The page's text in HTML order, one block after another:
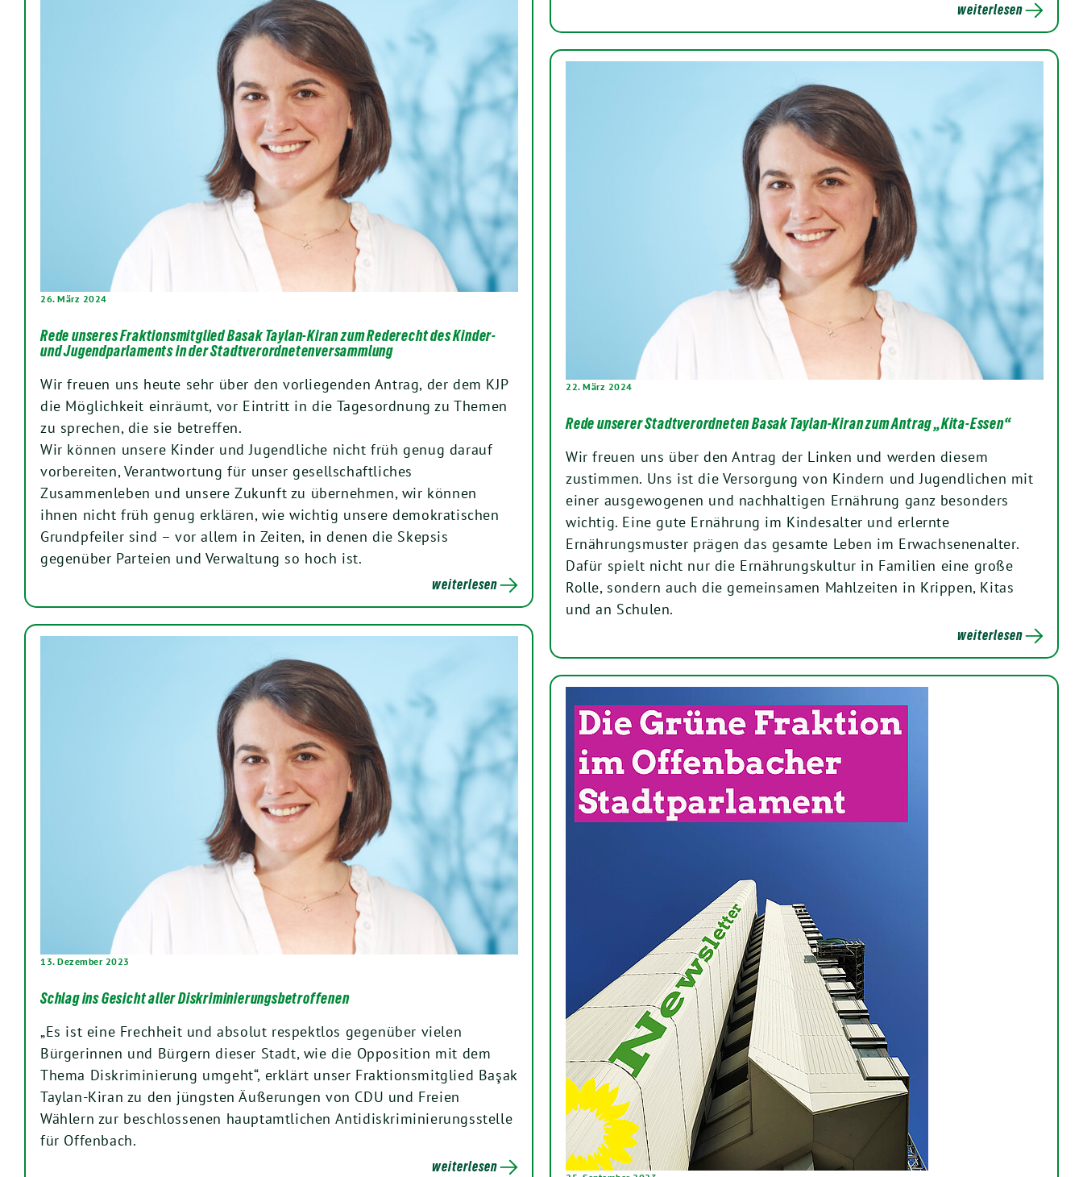
weiterlesen
26. März 2024
Rede unseres Fraktionsmitglied Basak Taylan-Kiran zum Rederecht des Kinder-
und Jugendparlaments in der Stadtverordnetenversammlung
Wir freuen uns heute sehr über den vorliegenden Antrag, der dem KJP
die Möglichkeit einräumt, vor Eintritt in die Tagesordnung zu Themen
zu sprechen, die sie betreffen.
Wir können unsere Kinder und Jugendliche nicht früh genug darauf
vorbereiten, Verantwortung für unser gesellschaftliches
Zusammenleben und unsere Zukunft zu übernehmen, wir können
ihnen nicht früh genug erklären, wie wichtig unsere demokratischen
Grundpfeiler sind – vor allem in Zeiten, in denen die Skepsis
gegenüber Parteien und Verwaltung so hoch ist.
weiterlesen
22. März 2024
Rede unserer Stadtverordneten Basak Taylan-Kiran zum Antrag „Kita-Essen“
Wir freuen uns über den Antrag der Linken und werden diesem
zustimmen. Uns ist die Versorgung von Kindern und Jugendlichen mit
einer ausgewogenen und nachhaltigen Ernährung ganz besonders
wichtig. Eine gute Ernährung im Kindesalter und erlernte
Ernährungsmuster prägen das gesamte Leben im Erwachsenenalter.
Dafür spielt nicht nur die Ernährungskultur in Familien eine große
Rolle, sondern auch die gemeinsamen Mahlzeiten in Krippen, Kitas
und an Schulen.
weiterlesen
13. Dezember 2023
Schlag ins Gesicht aller Diskriminierungsbetroffenen
„Es ist eine Frechheit und absolut respektlos gegenüber vielen
Bürgerinnen und Bürgern dieser Stadt, wie die Opposition mit dem
Thema Diskriminierung umgeht“, erklärt unser Fraktionsmitglied Başak
Taylan-Kiran zu den jüngsten Äußerungen von CDU und Freien
Wählern zur beschlossenen hauptamtlichen Antidiskriminierungsstelle
für Offenbach.
weiterlesen